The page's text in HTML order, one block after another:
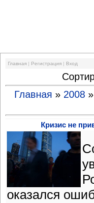
Главная | Регистрация | Вход
Главная » 2008 »
Кризис не
оказался